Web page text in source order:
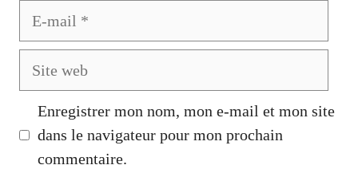
Enregistrer mon nom, mon e-mail et mon site
dans le navigateur pour mon prochain
commentaire.